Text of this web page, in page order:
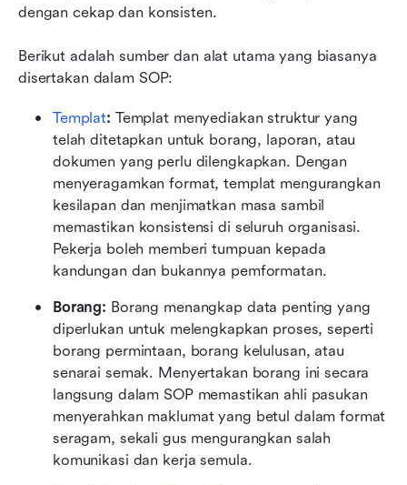
dengan cekap dan konsisten.
Berikut adalah sumber dan alat utama yang biasanya
disertakan dalam SOP:
Templat: Templat menyediakan struktur yang
telah ditetapkan untuk borang, laporan, atau
dokumen yang perlu dilengkapkan. Dengan
menyeragamkan format, templat mengurangkan
kesilapan dan menjimatkan masa sambil
memastikan konsistensi di seluruh organisasi.
Pekerja boleh memberi tumpuan kepada
kandungan dan bukannya pemformatan.
Borang: Borang menangkap data penting yang
diperlukan untuk melengkapkan proses, seperti
borang permintaan, borang kelulusan, atau
senarai semak. Menyertakan borang ini secara
langsung dalam SOP memastikan ahli pasukan
menyerahkan maklumat yang betul dalam format
seragam, sekali gus mengurangkan salah
komunikasi dan kerja semula.